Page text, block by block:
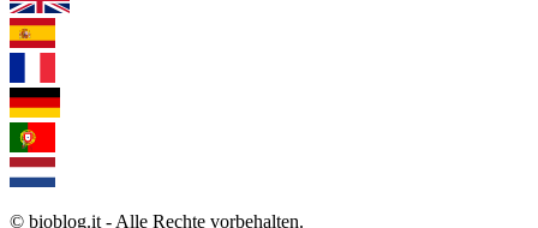
© bioblog.it - Alle Rechte vorbehalten.